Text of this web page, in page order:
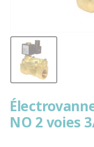
NO 2 voies